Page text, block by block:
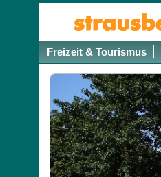
Freizeit & Tourismus